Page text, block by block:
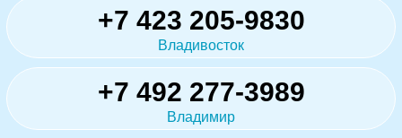
+7 423 205-9830
Владивосток
+7 492 277-3989
Владимир